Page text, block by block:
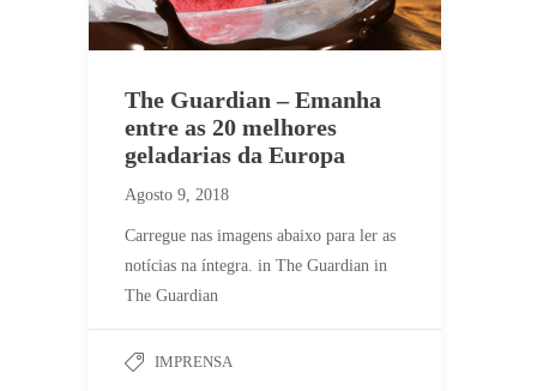
The Guardian – Emanha
entre as 20 melhores
geladarias da Europa
Agosto 9, 2018
Carregue nas imagens abaixo para ler as
notícias na íntegra. in The Guardian in
The Guardian
IMPRENSA